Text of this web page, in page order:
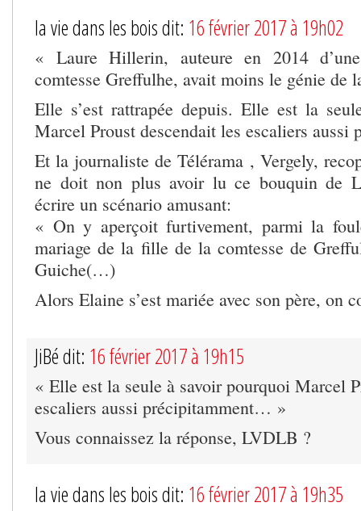
la vie dans les bois dit: 16 février 2017 à 19h02
« Laure Hillerin, auteure en 2014
comtesse Greffulhe, avait moins le génie de
Elle s’est rattrapée depuis. Elle est la
Marcel Proust descendait les escaliers
Et la journaliste de Télérama , Vergely,
ne doit non plus avoir lu ce bouquin de
écrire un scénario amusant:
« On y aperçoit furtivement, parmi la
mariage de la fille de la comtesse de
Guiche(…)
Alors Elaine s’est mariée avec son père, on
JiBé dit: 16 février 2017 à 19h15
« Elle est la seule à savoir pourquoi Marcel
escaliers aussi précipitamment… »
Vous connaissez la réponse, LVDLB ?
la vie dans les bois dit: 16 février 2017 à 19h35